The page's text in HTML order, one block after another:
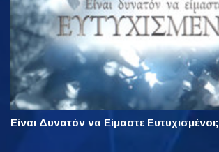
Είναι Δυνατόν να Είμαστε Ευτυχισμένοι;